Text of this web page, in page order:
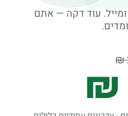
עוד דקה — אתם